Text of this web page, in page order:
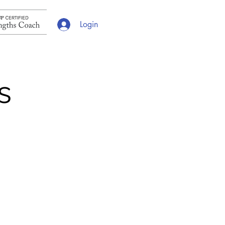
Login